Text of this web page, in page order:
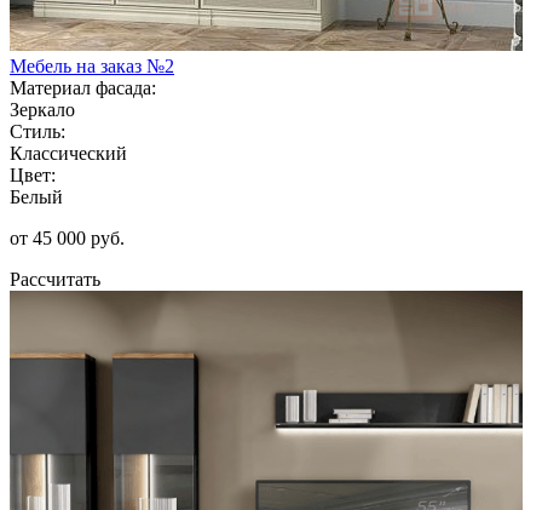
Мебель на заказ №2
Материал фасада:
Зеркало
Стиль:
Классический
Цвет:
Белый
от 45 000 руб.
Рассчитать